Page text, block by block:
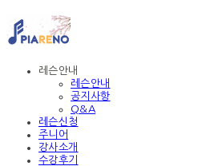
레슨안내
레슨안내
공지사항
Q&A
레슨신청
주니어
강사소개
수강후기